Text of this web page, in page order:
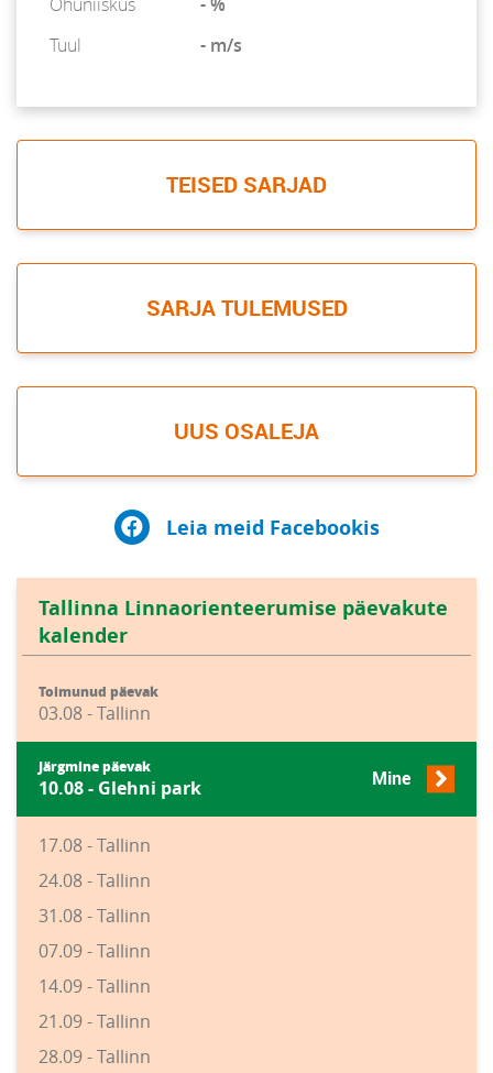
Tuul
- m/s
TEISED SARJAD
SARJA TULEMUSED
UUS OSALEJA
Leia meid Facebookis
Tallinna Linnaorienteerumise päevakute
kalender
Toimunud päevak
03.08 - Tallinn
Järgmine päevak
10.08 - Glehni park Mine
17.08 - Tallinn
24.08 - Tallinn
31.08 - Tallinn
07.09 - Tallinn
14.09 - Tallinn
21.09 - Tallinn
28.09 - Tallinn